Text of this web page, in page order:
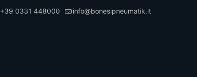
+39 0331 448000 info@bonesipneumatik.it